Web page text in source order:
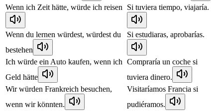
Wenn ich Zeit hätte, würde ich reisen
Si tuviera tiempo, viajaría.
Wenn du lernen würdest, würdest du
bestehen
Si estudiaras, aprobarías.
Ich würde ein Auto kaufen, wenn ich
Geld hätte
Compraría un coche si
tuviera dinero.
Wir würden Frankreich besuchen,
wenn wir könnten.
Visitaríamos Francia si
pudiéramos.